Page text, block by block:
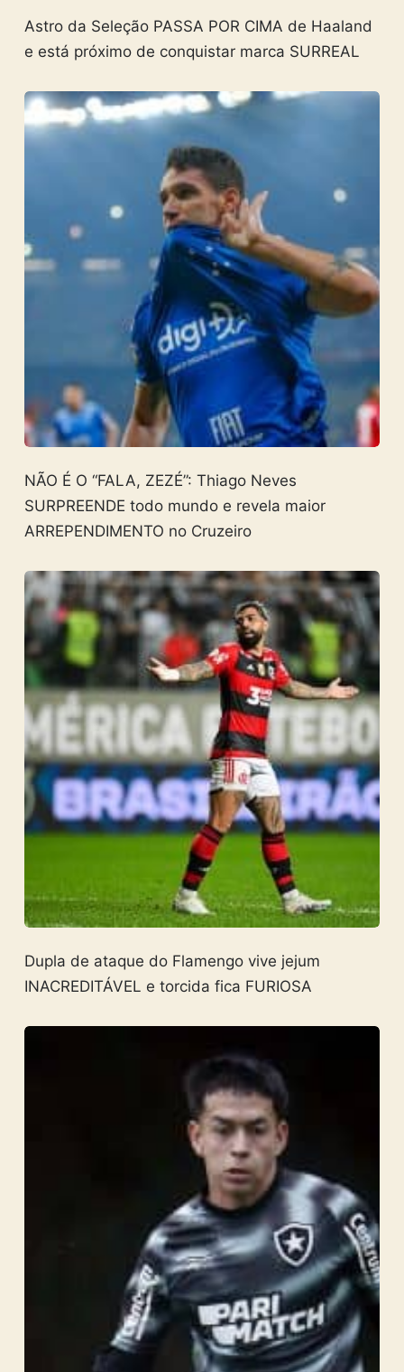
Astro da Seleção PASSA POR CIMA de Haaland
e está próximo de conquistar marca SURREAL
NÃO É O “FALA, ZEZÉ”: Thiago Neves
SURPREENDE todo mundo e revela maior
ARREPENDIMENTO no Cruzeiro
Dupla de ataque do Flamengo vive jejum
INACREDITÁVEL e torcida fica FURIOSA